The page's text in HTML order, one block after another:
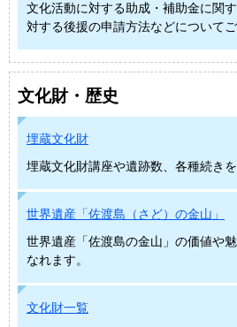
文化活動に対する助成・補助金に関
対する後援の申請方法などについてご
文化財・歴史
埋蔵文化財
埋蔵文化財講座や遺跡数、各種続き
世界遺産「佐渡島（さど）の金山」
世界遺産「佐渡島の金山」の価値や
なれます。
文化財一覧